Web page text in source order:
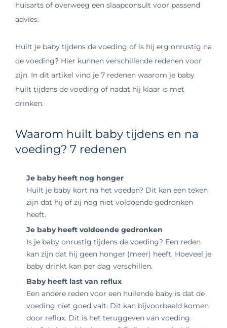
huisarts of overweeg een slaapconsult voor passend
advies.
Huilt je baby tijdens de voeding of is hij erg onrustig na
de voeding? Hier kunnen verschillende redenen voor
zijn. In dit artikel vind je 7 redenen waarom je baby
huilt tijdens de voeding of nadat hij klaar is met
drinken.
Waarom huilt baby tijdens en na
voeding? 7 redenen
Je baby heeft nog honger
Huilt je baby kort na het voeden? Dit kan een teken
zijn dat hij of zij nog niet voldoende gedronken
heeft.
Je baby heeft voldoende gedronken
Is je baby onrustig tijdens de voeding? Een reden
kan zijn dat hij geen honger (meer) heeft. Hoeveel je
baby drinkt kan per dag verschillen.
Baby heeft last van reflux
Een andere reden voor een huilende baby is dat de
voeding niet goed valt. Dit kan bijvoorbeeld komen
door reflux. Dit is het teruggeven van voeding.